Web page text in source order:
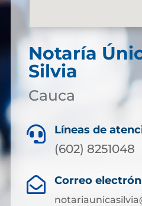
Notaría
Silvia
Cauca
 Líneas de
(602) 8251048
 Correo